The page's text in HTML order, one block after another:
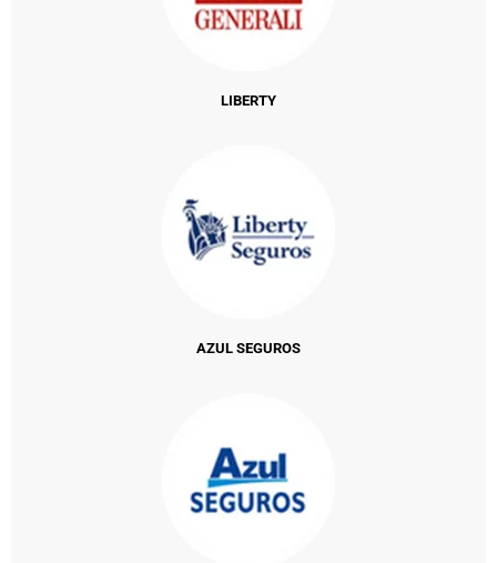
LIBERTY
AZUL SEGUROS